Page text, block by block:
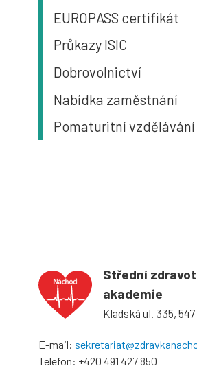
EUROPASS certifikát
Průkazy ISIC
Dobrovolnictví
Nabídka zaměstnání
Pomaturitní vzdělávání
Střední
akademie
Kladská ul. 335,
E-mail:
Telefon: +420 491 427 850